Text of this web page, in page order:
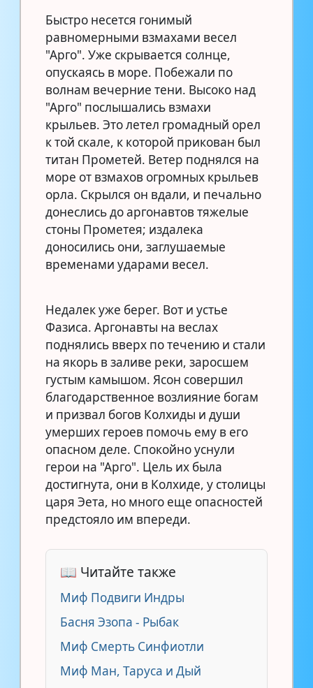
Быстро несется гонимый
равномерными взмахами весел
"Арго". Уже скрывается солнце,
опускаясь в море. Побежали по
волнам вечерние тени. Высоко над
"Арго" послышались взмахи
крыльев. Это летел громадный орел
к той скале, к которой прикован был
титан Прометей. Ветер поднялся на
море от взмахов огромных крыльев
орла. Скрылся он вдали, и печально
донеслись до аргонавтов тяжелые
стоны Прометея; издалека
доносились они, заглушаемые
временами ударами весел.
Недалек уже берег. Вот и устье
Фазиса. Аргонавты на веслах
поднялись вверх по течению и стали
на якорь в заливе реки, заросшем
густым камышом. Ясон совершил
благодарственное возлияние богам
и призвал богов Колхиды и души
умерших героев помочь ему в его
опасном деле. Спокойно уснули
герои на "Арго". Цель их была
достигнута, они в Колхиде, у столицы
царя Эета, но много еще опасностей
предстояло им впереди.
📖 Читайте также
Миф Подвиги Индры
Басня Эзопа - Рыбак
Миф Смерть Синфиотли
Миф Ман, Таруса и Дый